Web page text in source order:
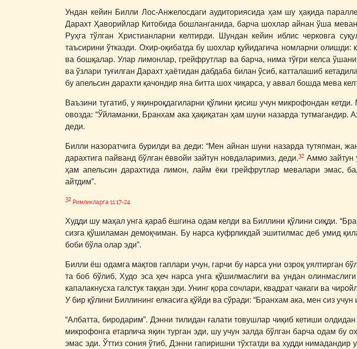
Ундан кейин Билли Лос-Анжелосдаги аудиториясида ҳам шу ҳақида
Дарахт Ҳаворийлар Китобида бошланганида, барча шохлар айнан ўша
Руҳга тўлган Христианларни келтирди. Шундан кейин иблис черковга
таъсирини ўтказди. Охир-оқибатда бу шохлар қуйидагича номларни олишди:
ва бошқалар. Улар лимонлар, грейфрутлар ва барча, нима тўғри келса
ва ўзлари туғилган Дарахт ҳаётидан дабдаба билан ўсиб, катталашиб
бу апельсин дарахти қачондир яна битта шох чиқарса, у аввал бошда мева
Ваъзини тугатиб, у яқинроқдагиларни қўлини қисиш учун микрофондан
овозда: “Ўйламанки, Бранхам ака ҳақиқатан ҳам шуни назарда
деди.
Билли назоратчига бурилди ва деди: “Мен айнан шуни назарда
дарахтига пайванд бўлган ёввойи зайтун новдаларимиз, деди.32Аммо зайтун
ҳам апельсин дарахтида лимон, лайм ёки грейфрутлар мевалари эмас,
айтдим”.
32 Римликларга 11:17-24
Худди шу маҳал унга қараб ёшгина одам келди ва Биллини қўлини сиқди.
сизга қўшиламан демоқчиман. Бу нарса куфрликдай эшитилмас деб умид
боби бўла олар эди”.
Билли ёш одамга мақтов гаплари учун, гарчи бу нарса уни озроқ уялтирган
та боб бўлиб, Худо эса ҳеч нарса унга қўшилмаслиги ва ундан
капалакнусха галстук таққан эди. Унинг қора сочлари, квадрат чакаги ва
У бир қўлини Биллининг елкасига қўйди ва сўради: “Бранхам ака, мен сиз
“Албатта, биродарим”. Дэнни тилидан ғалати товушлар чиқиб кетиши
микрофонга етарлича яқин турган эди, шу учун залда бўлган барча одам бу
эмас эди. Ўттиз сония ўтиб, Дэнни гапиришни тўхтатди ва худди нимадандир